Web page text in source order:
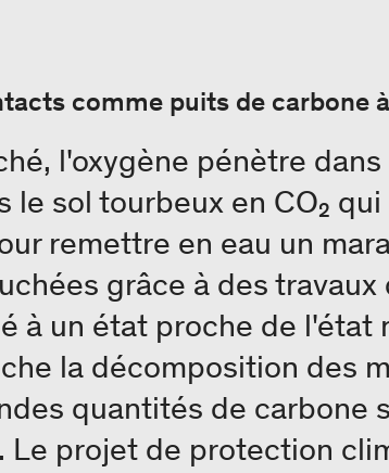
comme puits de carbone
l'oxygène pénètre
le sol tourbeux en CO₂
remettre en eau un
grâce à des
à un état proche de l'état
la décomposition des
quantités de carbone
Le projet de protection